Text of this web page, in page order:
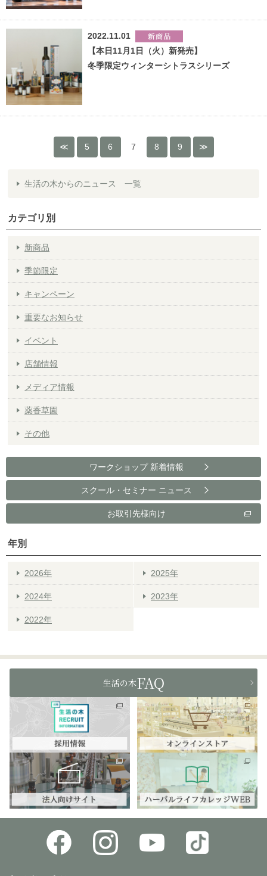
2022.11.01
【本日11月1日（火）新発売】
冬季限定ウィンターシトラスシリーズ
5 6 7 8 9
生活の木からのニュース 一覧
カテゴリ別
新商品
季節限定
キャンペーン
重要なお知らせ
イベント
店舗情報
メディア情報
薬香草園
その他
ワークショップ 新着情報
スクール・セミナー ニュース
お取引先様向け
年別
2026年 2025年
2024年 2023年
2022年
生活の木FAQ